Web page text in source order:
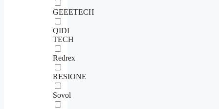
GEEETECH
QIDI
TECH
Redrex
RESIONE
Sovol